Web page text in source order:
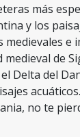
más
y los
medievales
de
Delta del
acuáticos.
no te